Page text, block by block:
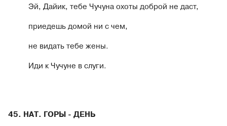
Эй, Дайик, тебе Чучуна охоты доброй не даст,
приедешь домой ни с чем,
не видать тебе жены.
Иди к Чучуне в слуги.
45. НАТ. ГОРЫ - ДЕНЬ